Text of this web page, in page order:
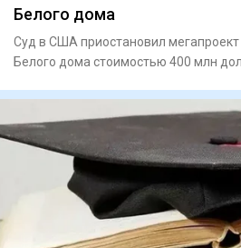
Белого дома
Суд в США приостановил
Белого дома стоимостью 400 млн